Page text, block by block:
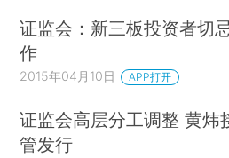
证监会：新三板投资者切
作
2015年04月10日 APP打开
证监会高层分工调整 黄炜
管发行